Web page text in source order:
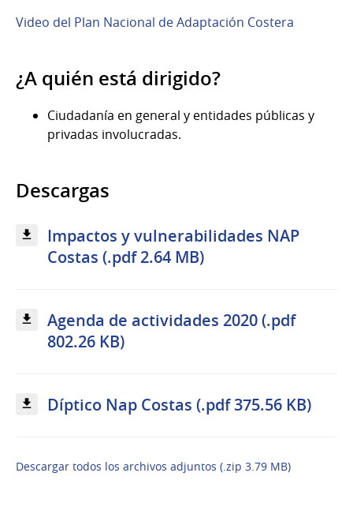
Video del Plan Nacional de Adaptación Costera
¿A quién está dirigido?
Ciudadanía en general y entidades públicas y
privadas involucradas.
Descargas
Impactos y vulnerabilidades NAP
Costas (.pdf 2.64 MB)
Agenda de actividades 2020 (.pdf
802.26 KB)
Díptico Nap Costas (.pdf 375.56 KB)
Descargar todos los archivos adjuntos (.zip 3.79 MB)